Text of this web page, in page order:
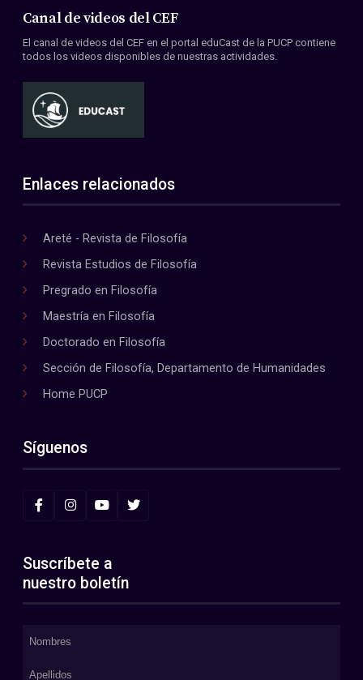
Canal de videos del CEF
El canal de videos del CEF en el portal eduCast de la PUCP contiene
todos los videos disponibles de nuestras actividades.
Enlaces relacionados
Areté - Revista de Filosofía
Revista Estudios de Filosofía
Pregrado en Filosofía
Maestría en Filosofía
Doctorado en Filosofía
Sección de Filosofía, Departamento de Humanidades
Home PUCP
Síguenos
Suscríbete a
nuestro boletín